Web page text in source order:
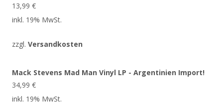
13,99 €
inkl. 19% MwSt.
zzgl. Versandkosten
Mack Stevens Mad Man Vinyl LP - Argentinien Import!
34,99 €
inkl. 19% MwSt.